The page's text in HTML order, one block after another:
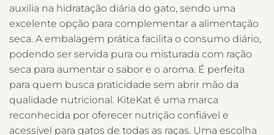
auxilia na hidratação diária do gato, sendo uma
excelente opção para complementar a alimentação
seca. A embalagem prática facilita o consumo diário,
podendo ser servida pura ou misturada com ração
seca para aumentar o sabor e o aroma. É perfeita
para quem busca praticidade sem abrir mão da
qualidade nutricional. KiteKat é uma marca
reconhecida por oferecer nutrição confiável e
acessível para gatos de todas as raças. Uma escolha